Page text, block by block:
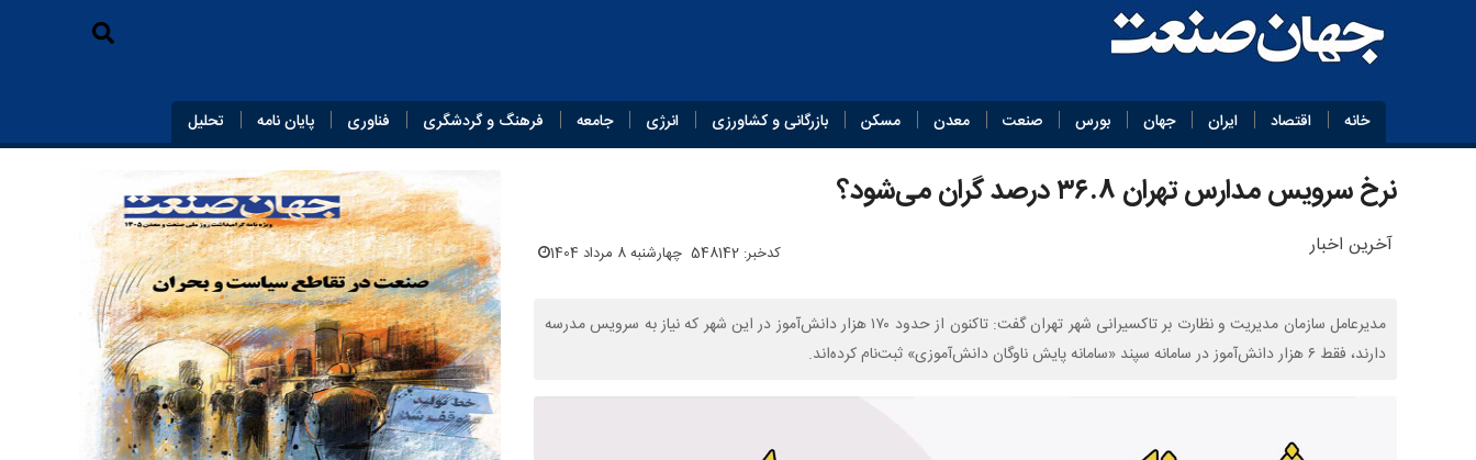
خانه اقتصاد ایران جهان بورس صنعت معدن مسکن بازرگانی و کشاورزی انرژی جامعه فرهنگ و گردشگری فناوری پایان‌ نامه تحلیل
نرخ سرویس مدارس تهران ۳۶.۸ درصد گران می‌شود؟
آخرین اخبار کدخبر: 548142 چهارشنبه 8 مرداد 1404
مدیرعامل سازمان مدیریت و نظارت بر تاکسیرانی شهر تهران گفت: تاکنون از حدود ۱۷۰ هزار دانش‌آموز در این شهر که نیاز به سرویس مدرسه
دارند، فقط ۶ هزار دانش‌آموز در سامانه سپند «سامانه پایش ناوگان دانش‌آموزی» ثبت‌نام کرده‌اند.